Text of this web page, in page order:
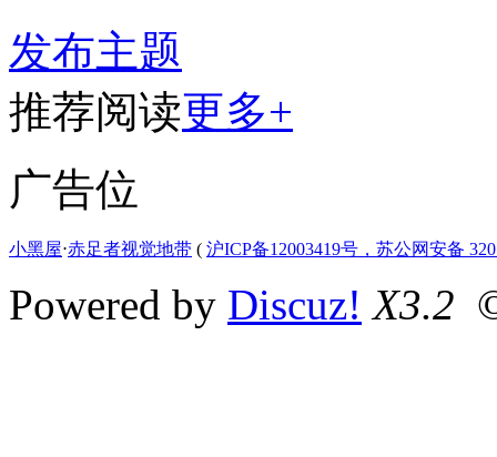
发布主题
推荐阅读更多+
广告位
小黑屋⋅赤足者视觉地带 ( 沪ICP备12003419号，苏公网安备
Powered by Discuz! X3.2